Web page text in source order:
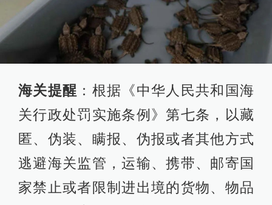
海关提醒 ：根据《中华人民共和国海
关行政处罚实施条例》第七条，以藏
匿、伪装、瞒报、伪报或者其他方式
逃避海关监管，运输、携带、邮寄国
家禁止或者限制进出境的货物、物品